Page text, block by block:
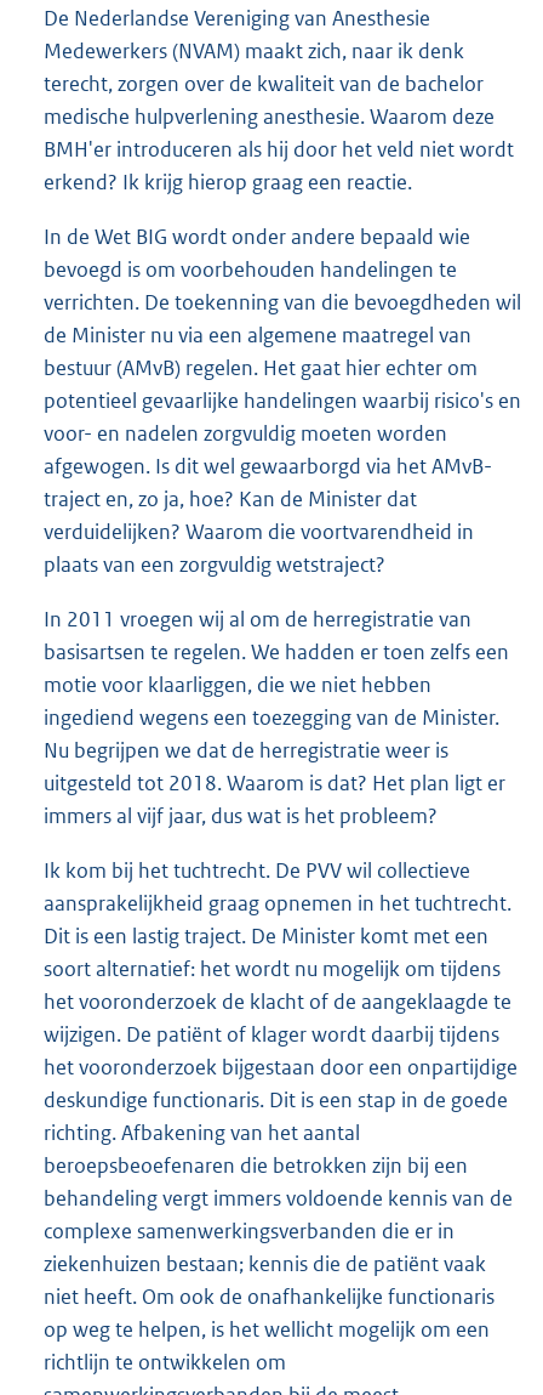
De Nederlandse Vereniging van Anesthesie
Medewerkers (NVAM) maakt zich, naar ik denk
terecht, zorgen over de kwaliteit van de bachelor
medische hulpverlening anesthesie. Waarom deze
BMH'er introduceren als hij door het veld niet wordt
erkend? Ik krijg hierop graag een reactie.
In de Wet BIG wordt onder andere bepaald wie
bevoegd is om voorbehouden handelingen te
verrichten. De toekenning van die bevoegdheden wil
de Minister nu via een algemene maatregel van
bestuur (AMvB) regelen. Het gaat hier echter om
potentieel gevaarlijke handelingen waarbij risico's en
voor- en nadelen zorgvuldig moeten worden
afgewogen. Is dit wel gewaarborgd via het AMvB-
traject en, zo ja, hoe? Kan de Minister dat
verduidelijken? Waarom die voortvarendheid in
plaats van een zorgvuldig wetstraject?
In 2011 vroegen wij al om de herregistratie van
basisartsen te regelen. We hadden er toen zelfs een
motie voor klaarliggen, die we niet hebben
ingediend wegens een toezegging van de Minister.
Nu begrijpen we dat de herregistratie weer is
uitgesteld tot 2018. Waarom is dat? Het plan ligt er
immers al vijf jaar, dus wat is het probleem?
Ik kom bij het tuchtrecht. De PVV wil collectieve
aansprakelijkheid graag opnemen in het tuchtrecht.
Dit is een lastig traject. De Minister komt met een
soort alternatief: het wordt nu mogelijk om tijdens
het vooronderzoek de klacht of de aangeklaagde te
wijzigen. De patiënt of klager wordt daarbij tijdens
het vooronderzoek bijgestaan door een onpartijdige
deskundige functionaris. Dit is een stap in de goede
richting. Afbakening van het aantal
beroepsbeoefenaren die betrokken zijn bij een
behandeling vergt immers voldoende kennis van de
complexe samenwerkingsverbanden die er in
ziekenhuizen bestaan; kennis die de patiënt vaak
niet heeft. Om ook de onafhankelijke functionaris
op weg te helpen, is het wellicht mogelijk om een
richtlijn te ontwikkelen om